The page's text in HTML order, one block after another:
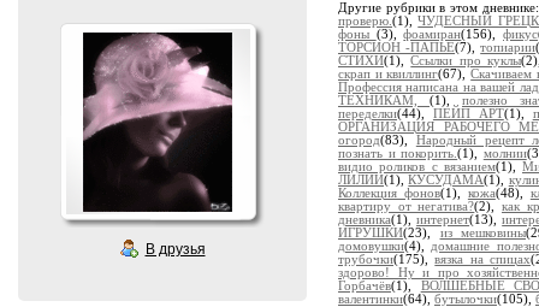
В друзья
Другие рубрики в этом
проверю. (1),ЧУДЕСНЫЙ
фоны (3),фоамиран(156),фикус
ТОРСИОН -ПАПЬЕ(7),топиарии
СТИХИ(1),Ссылки про куклы
скрап и квиллинг(67),Скачиваем
Профессия написана на вашей
ТЕХНИКАМ, (1), полезно
переделки(44), ПЕЙП АРТ(1),
ОРГАНИЗАЦИЯ РАБОЧЕГО
огород(83), Народный рецепт
познать и покорить.(1), молнии
видио роликов с вязанием(1),
ЛИЛИИ(1),КУСУДАМА(1),
Коллекция фонов(1), кожа(48),
квартиру от негатива?(2),как
дневника(1),интернет(13),
ИГРУШКИ(23), из мешковины
домовушки(4), домашние
трубочки(175),вязка на спицах
здорово! Ну и про
Горбачёв(1), ВОЛШЕБНЫЕ
валентинки(64), бутылочки(105),